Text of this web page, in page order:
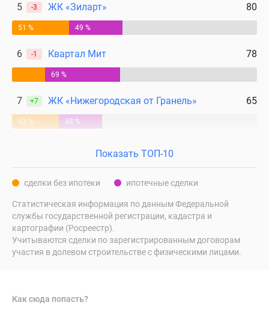
5 -3 ЖК «Зиларт» 80
51 % 49 %
6 -1 Квартал Мит 78
69 %
7 +7 ЖК «Нижегородская от Гранель» 65
52 % 48 %
Показать ТОП-10
сделки без ипотеки ипотечные сделки
Статистическая информация по данным Федеральной
службы государственной регистрации, кадастра и
картографии (Росреестр).
Учитываются сделки по зарегистрированным договорам
участия в долевом строительстве с физическими лицами.
Как сюда попасть?